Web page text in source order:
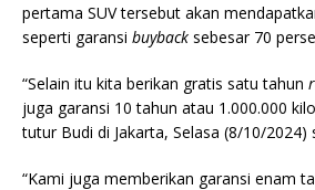
pertama SUV tersebut akan
seperti garansi buyback sebesar 70
“Selain itu kita berikan gratis satu tahun
juga garansi 10 tahun atau 1.000.000
tutur Budi di Jakarta, Selasa (8/10/2024)
“Kami juga memberikan garansi enam